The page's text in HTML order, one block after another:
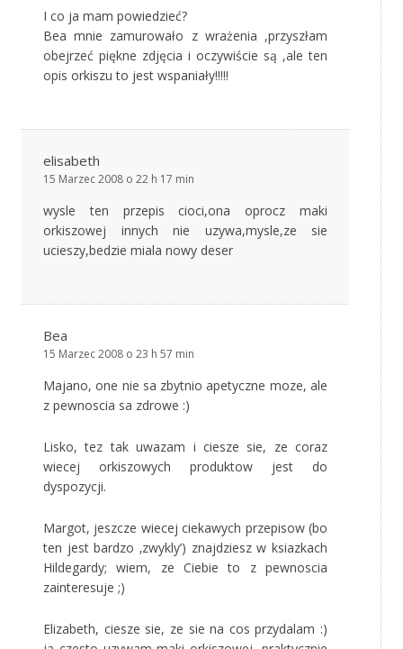
I co ja mam powiedzieć?
Bea mnie zamurowało z wrażenia ,przyszłam
obejrzeć piękne zdjęcia i oczywiście są ,ale ten
opis orkiszu to jest wspaniały!!!!!
elisabeth
15 Marzec 2008 o 22 h 17 min
wysle ten przepis cioci,ona oprocz maki
orkiszowej innych nie uzywa,mysle,ze sie
ucieszy,bedzie miala nowy deser
Bea
15 Marzec 2008 o 23 h 57 min
Majano, one nie sa zbytnio apetyczne moze, ale
z pewnoscia sa zdrowe :)
Lisko, tez tak uwazam i ciesze sie, ze coraz
wiecej orkiszowych produktow jest do
dyspozycji.
Margot, jeszcze wiecej ciekawych przepisow (bo
ten jest bardzo ‚zwykly’) znajdziesz w ksiazkach
Hildegardy; wiem, ze Ciebie to z pewnoscia
zainteresuje ;)
Elizabeth, ciesze sie, ze sie na cos przydalam :)